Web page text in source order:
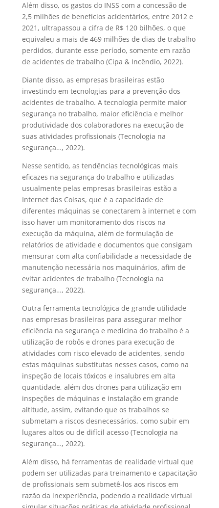
Além disso, os gastos do INSS com a concessão de
2,5 milhões de benefícios acidentários, entre 2012 e
2021, ultrapassou a cifra de R$ 120 bilhões, o que
equivaleu a mais de 469 milhões de dias de trabalho
perdidos, durante esse período, somente em razão
de acidentes de trabalho (Cipa & Incêndio, 2022).
Diante disso, as empresas brasileiras estão
investindo em tecnologias para a prevenção dos
acidentes de trabalho. A tecnologia permite maior
segurança no trabalho, maior eficiência e melhor
produtividade dos colaboradores na execução de
suas atividades profissionais (Tecnologia na
segurança…, 2022).
Nesse sentido, as tendências tecnológicas mais
eficazes na segurança do trabalho e utilizadas
usualmente pelas empresas brasileiras estão a
Internet das Coisas, que é a capacidade de
diferentes máquinas se conectarem à internet e com
isso haver um monitoramento dos riscos na
execução da máquina, além de formulação de
relatórios de atividade e documentos que consigam
mensurar com alta confiabilidade a necessidade de
manutenção necessária nos maquinários, afim de
evitar acidentes de trabalho (Tecnologia na
segurança…, 2022).
Outra ferramenta tecnológica de grande utilidade
nas empresas brasileiras para assegurar melhor
eficiência na segurança e medicina do trabalho é a
utilização de robôs e drones para execução de
atividades com risco elevado de acidentes, sendo
estas máquinas substitutas nesses casos, como na
inspeção de locais tóxicos e insalubres em alta
quantidade, além dos drones para utilização em
inspeções de máquinas e instalação em grande
altitude, assim, evitando que os trabalhos se
submetam a riscos desnecessários, como subir em
lugares altos ou de difícil acesso (Tecnologia na
segurança…, 2022).
Além disso, há ferramentas de realidade virtual que
podem ser utilizadas para treinamento e capacitação
de profissionais sem submetê-los aos riscos em
razão da inexperiência, podendo a realidade virtual